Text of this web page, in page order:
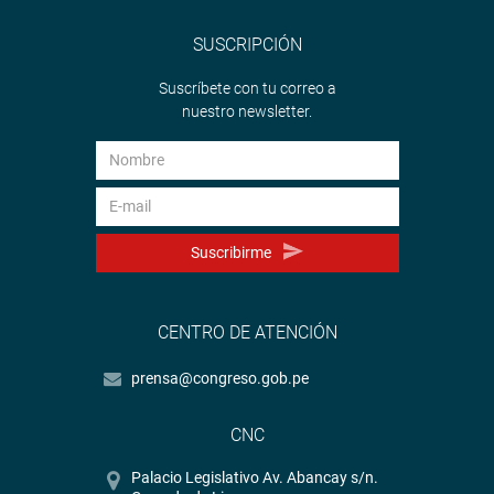
DESPACHO CONGRESAL
SUSCRIPCIÓN
Suscríbete con tu correo a
nuestro newsletter.
Suscribirme
CENTRO DE ATENCIÓN
prensa@congreso.gob.pe
CNC
Palacio Legislativo Av. Abancay s/n.